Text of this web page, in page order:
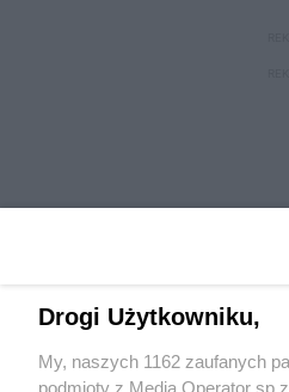
Wydawca mediówlokalnych
Drogi Użytkowniku,
My, naszych 1162 zaufanych
podmioty z Media Operator sp